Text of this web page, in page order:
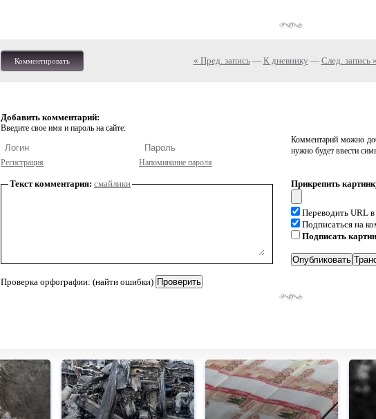
Комментировать « Пред. запись— К дневнику — След. запись »
Добавить комментарий:
Введите свое имя и пароль на сайте:
Регистрация Напоминание пароля
Комментарий можно
нужно будет ввести
Текст комментария: смайлики
Проверка орфографии: (найти ошибки)
Прикрепить
Переводить URL
Подписаться на
Подписать